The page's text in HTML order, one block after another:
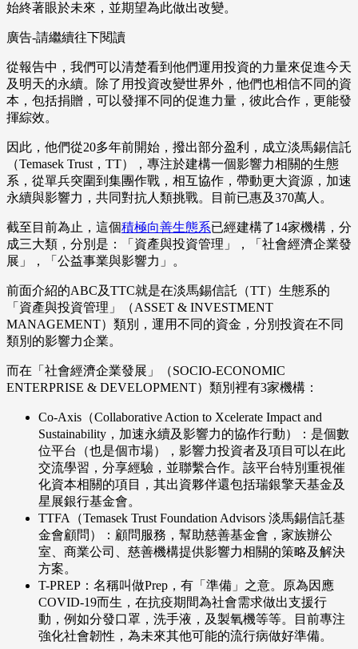
始終著眼於未來，並期望為此做出改變。
廣告-請繼續往下閱讀
從報告中，我們可以清楚看到他們運用投資的力量來促進今天
及明天的永續。除了用投資改變世界外，他們也相信不同的資
本，包括捐贈，可以發揮不同的促進力量，彼此合作，更能發
揮綜效。
因此，他們從20多年前開始，撥出部分盈利，成立淡馬錫信託
（Temasek Trust，TT），專注於建構一個影響力相關的生態
系，從單兵突圍到集團作戰，相互協作，帶動更大資源，加速
永續與影響力，共同對抗人類挑戰。目前已惠及370萬人。
截至目前為止，這個積極向善生態系已經建構了14家機構，分
成三大類，分別是：「資產與投資管理」，「社會經濟企業發
展」，「公益事業與影響力」。
前面介紹的ABC及TTC就是在淡馬錫信託（TT）生態系的
「資產與投資管理」（ASSET & INVESTMENT
MANAGEMENT）類別，運用不同的資金，分別投資在不同
類別的影響力企業。
而在「社會經濟企業發展」（SOCIO-ECONOMIC
ENTERPRISE & DEVELOPMENT）類別裡有3家機構：
Co-Axis（Collaborative Action to Xcelerate Impact and
Sustainability，加速永續及影響力的協作行動）：是個數
位平台（也是個市場），影響力投資者及項目可以在此
交流學習，分享經驗，並聯繫合作。該平台特別重視催
化資本相關的項目，其出資夥伴還包括瑞銀擎天基金及
星展銀行基金會。
TTFA（Temasek Trust Foundation Advisors 淡馬錫信託基
金會顧問）：顧問服務，幫助慈善基金會，家族辦公
室、商業公司、慈善機構提供影響力相關的策略及解決
方案。
T-PREP：名稱叫做Prep，有「準備」之意。原為因應
COVID-19而生，在抗疫期間為社會需求做出支援行
動，例如分發口罩，洗手液，及製氧機等等。目前專注
強化社會韌性，為未來其他可能的流行病做好準備。